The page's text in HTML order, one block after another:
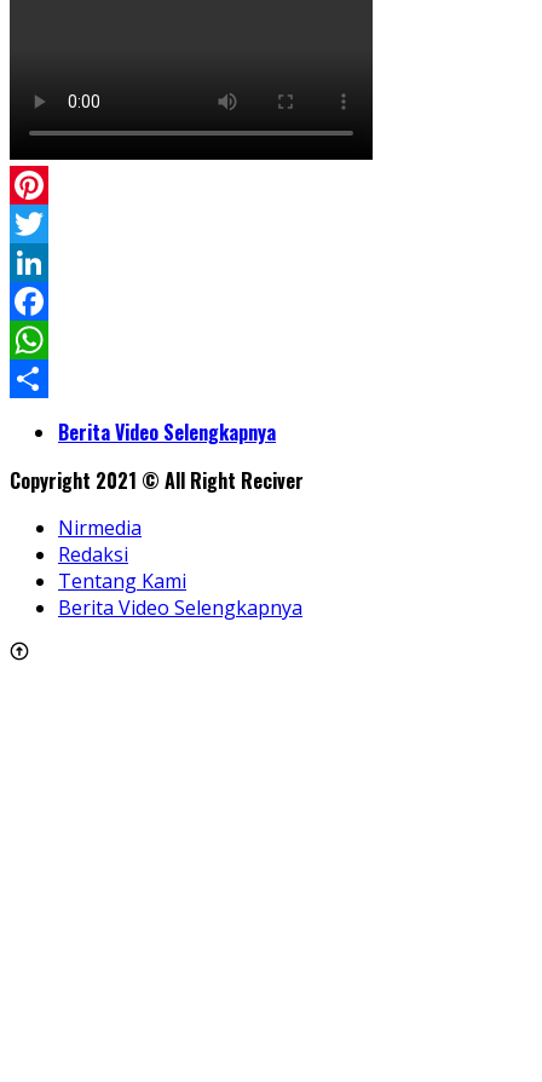
Pinterest
Twitter
LinkedIn
Facebook
WhatsApp
ShareBerita Video Selengkapnya
Copyright 2021 © All Right Reciver
Nirmedia
Redaksi
Tentang Kami
Berita Video Selengkapnya